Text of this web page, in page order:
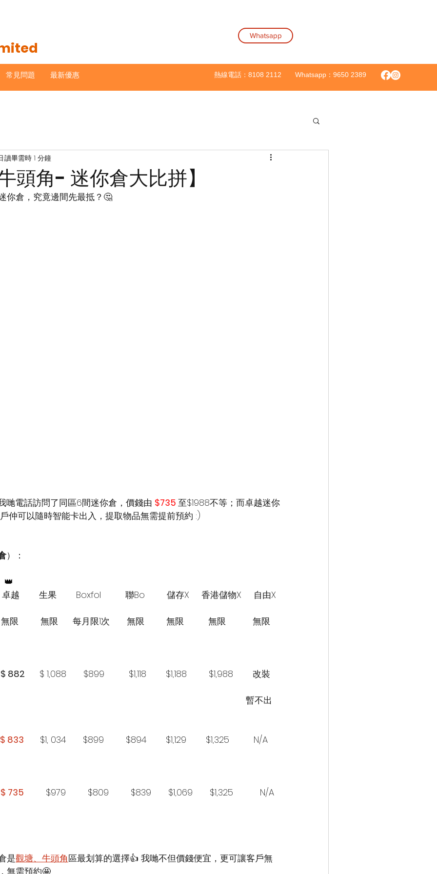
Whatsapp
常見問題 最新優惠 熱線電話： 8108 2112 Whatsapp：9650 2389
頭角- 迷你倉大比拼】
讀畢需時 1 分鐘
你倉，究竟邊間先最抵？ 🤔
哋電話訪問了同區6間迷你倉，價錢由 $735 至$1988不等；而卓越迷你
仲可以隨時智能卡出入，提取物品無需提前預約 :)
）：
👑
卓越        生果        Boxfol          聯Bo         儲存X     香港儲物X     自由X
無限         無限      每月限1次       無限         無限          無限           無限
$ 882
      $ 1,088       $899          $1,118        $1,188         $1,988        改裝
833
     $1, 034       $899         $894        $1,129        $1,325          N/A
$ 735
         $979         $809         $839       $1,069       $1,325           N/A
是觀塘、牛頭角區最划算的選擇👍 我哋不但價錢便宜，更可讓客戶無
無需預約🤩